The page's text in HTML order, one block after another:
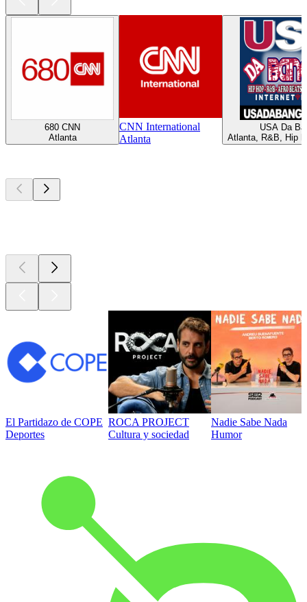
680 CNN
Atlanta
CNN International
Atlanta
USA Da
Atlanta, R&B, Hip
El Partidazo de COPE
Deportes
ROCA PROJECT
Cultura y sociedad
Nadie Sabe Nada
Humor